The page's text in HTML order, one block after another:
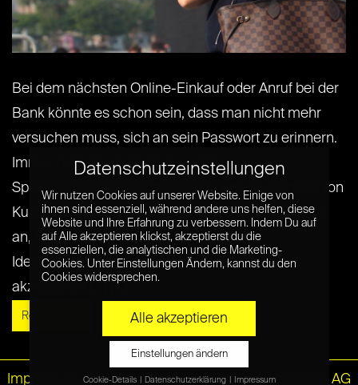
Bei dem nächsten Online-Einkauf oder Anruf bei der
Bank könnte es schon sein, dass man nicht mehr
versuchen muss, sich an sein Passwort zu erinnern.
Immer mehr Banken bevorzugen
Spracherkennungstechnologien, um die Identität von
Kunden zu überprüfen. Mastercard kündigte sogar
an, Fingerabdrücke oder Selfies als
Identitätsnachweis bei Online-Einkäufen zu
akzeptieren.[...] [...]
Read More »
Impressum |Datenschutz © Netzpiloten AG
Datenschutzeinstellungen
Wir nutzen Cookies auf unserer Website. Einige von
ihnen sind essenziell, während andere uns helfen, diese
Website und Ihre Erfahrung zu verbessern. Indem Du auf
auf Alle akzeptieren klickst, akzeptierst du die
essenziellen, die analytischen und die Marketing-
Cookies. Unter Einstellungen Ändern, kannst du den
Cookies widersprechen.
Alle akzeptieren
Einstellungen ändern
Cookie-Details Datenschutzerklärung Impressum